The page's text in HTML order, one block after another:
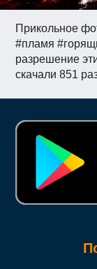
Прикольное
#пламя
разрешение
скачали 851